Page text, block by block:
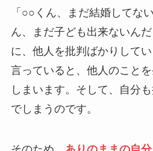
「○○くん、まだ結婚してな
ん、まだ子ども出来ないん
に、他人を批判ばかりして
言っていると、他人のこと
しまいます。そして、自分
でしまうのです。